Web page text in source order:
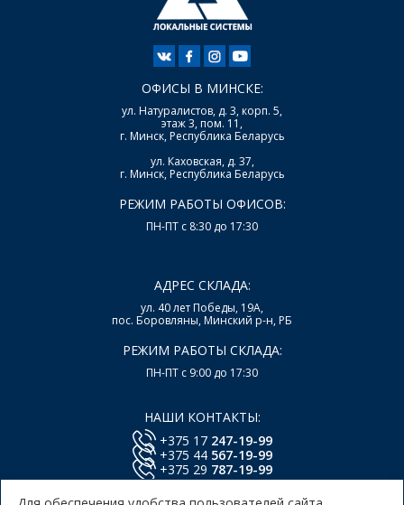
ОФИСЫ В МИНСКЕ:
ул. Натуралистов, д. 3, корп. 5,
этаж 3, пом. 11,
г. Минск, Республика Беларусь
ул. Каховская, д. 37,
г. Минск, Республика Беларусь
РЕЖИМ РАБОТЫ ОФИСОВ:
ПН-ПТ с 8:30 до 17:30
АДРЕС СКЛАДА:
ул. 40 лет Победы, 19А,
пос. Боровляны, Минский р-н, РБ
РЕЖИМ РАБОТЫ СКЛАДА:
ПН-ПТ с 9:00 до 17:30
НАШИ КОНТАКТЫ:
+375 17 247-19-99
+375 44 567-19-99
+375 29 787-19-99